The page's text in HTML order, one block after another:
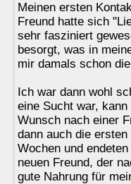
Meinen ersten
Freund hatte sich
sehr fasziniert
besorgt, was in
mir damals schon
Ich war dann wohl
eine Sucht war,
Wunsch nach einer
dann auch die
Wochen und
neuen Freund, der
gute Nahrung für